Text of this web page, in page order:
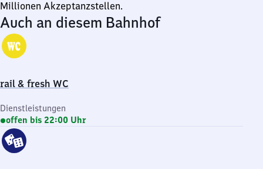
Millionen Akzeptanzstellen.
Auch an diesem Bahnhof
rail & fresh WC
Dienstleistungen
offen bis 22:00 Uhr